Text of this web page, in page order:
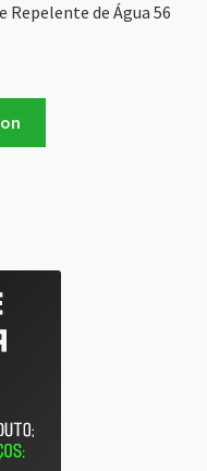
de Água 56